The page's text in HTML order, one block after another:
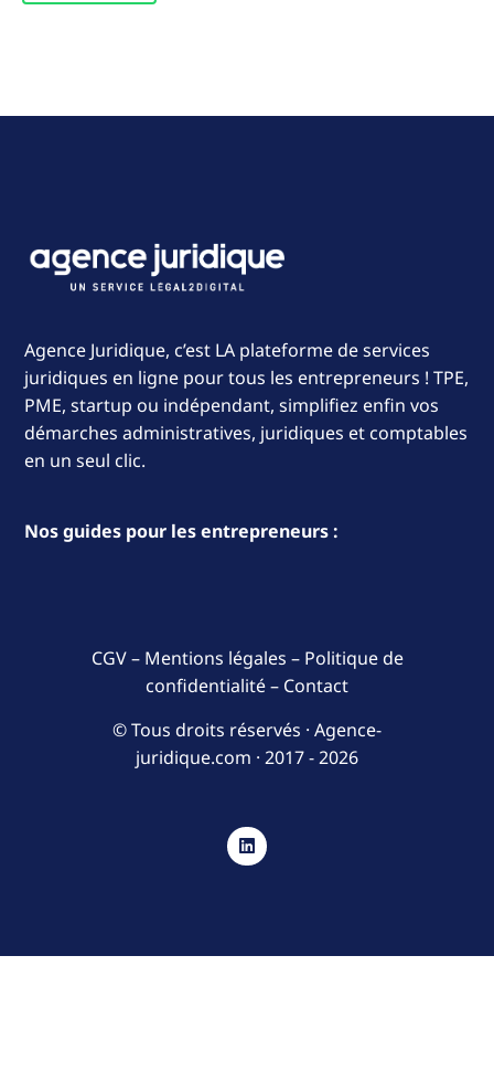
Agence Juridique, c’est LA plateforme de services
juridiques en ligne pour tous les entrepreneurs ! TPE,
PME, startup ou indépendant, simplifiez enfin vos
démarches administratives, juridiques et comptables
en un seul clic.
Nos guides pour les entrepreneurs :
CGV– Mentions légales – Politique de
confidentialité– Contact
© Tous droits réservés · Agence-
juridique.com · 2017 - 2026